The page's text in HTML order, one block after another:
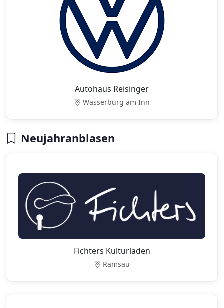
Autohaus Reisinger
Wasserburg am Inn
Neujahranblasen
Fichters Kulturladen
Ramsau